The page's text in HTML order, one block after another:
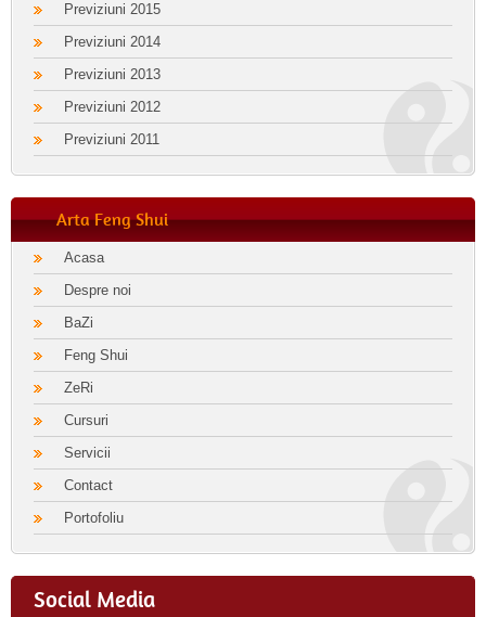
Previziuni 2015
Previziuni 2014
Previziuni 2013
Previziuni 2012
Previziuni 2011
Arta Feng Shui
Acasa
Despre noi
BaZi
Feng Shui
ZeRi
Cursuri
Servicii
Contact
Portofoliu
Social Media